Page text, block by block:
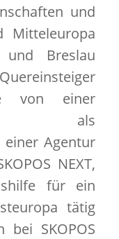
und
Mitteleuropa
Breslau
von einer
als
einer Agentur
NEXT,
für ein
tätig
bei SKOPOS